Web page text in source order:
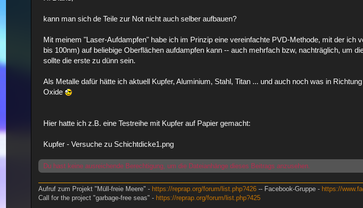
kann man sich de Teile zur Not nicht auch selber aufbauen?
Mit meinem "Laser-Aufdampfen" habe ich im Prinzip eine vereinfachte PVD-Methode, mit der ich
bis 100nm) auf beliebige Oberflächen aufdampfen kann -- auch mehrfach bzw, nachträglich, um
sollte die erste zu dünn sein.
Als Metalle dafür hätte ich aktuell Kupfer, Aluminium, Stahl, Titan ... und auch noch was in
Oxide
Hier hatte ich z.B. eine Testreihe mit Kupfer auf Papier gemacht:
Kupfer - Versuche zu Schichtdicke1.png
Du hast keine ausreichende Berechtigung, um die Dateianhänge dieses Beitrags anzusehen.
Aufruf zum Projekt "Müll-freie Meere" - https://reprap.org/forum/list.php?426 -- Facebook-Gruppe - https://
Call for the project "garbage-free seas" - https://reprap.org/forum/list.php?425